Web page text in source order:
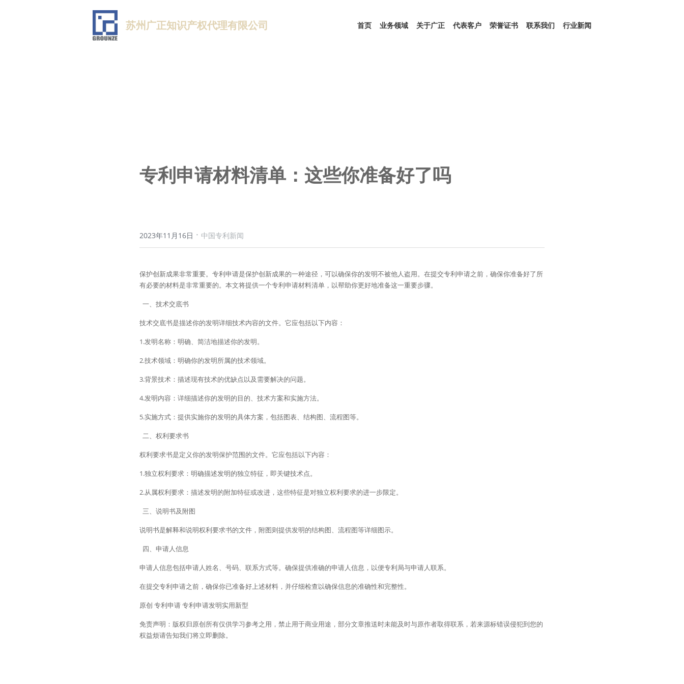
苏州广正知识产权代理有限公司 首页 业务领域 关于广正 代表客户 荣誉证书 联系我们 行业新闻
专利申请材料清单：这些你准备好了吗
2023年11月16日 · 中国专利新闻
保护创新成果非常重要。专利申请是保护创新成果的一种途径，可以确保你的发明不被他人盗用。在提交专利申请之前，确保你准备好了所
有必要的材料是非常重要的。本文将提供一个专利申请材料清单，以帮助你更好地准备这一重要步骤。
  一、技术交底书
技术交底书是描述你的发明详细技术内容的文件。它应包括以下内容：
1.发明名称：明确、简洁地描述你的发明。
2.技术领域：明确你的发明所属的技术领域。
3.背景技术：描述现有技术的优缺点以及需要解决的问题。
4.发明内容：详细描述你的发明的目的、技术方案和实施方法。
5.实施方式：提供实施你的发明的具体方案，包括图表、结构图、流程图等。
  二、权利要求书
权利要求书是定义你的发明保护范围的文件。它应包括以下内容：
1.独立权利要求：明确描述发明的独立特征，即关键技术点。
2.从属权利要求：描述发明的附加特征或改进，这些特征是对独立权利要求的进一步限定。
  三、说明书及附图
说明书是解释和说明权利要求书的文件，附图则提供发明的结构图、流程图等详细图示。
  四、申请人信息
申请人信息包括申请人姓名、号码、联系方式等。确保提供准确的申请人信息，以便专利局与申请人联系。
在提交专利申请之前，确保你已准备好上述材料，并仔细检查以确保信息的准确性和完整性。
原创 专利申请 专利申请发明实用新型
免责声明：版权归原创所有仅供学习参考之用，禁止用于商业用途，部分文章推送时未能及时与原作者取得联系，若来源标错误侵犯到您的
权益烦请告知我们将立即删除。